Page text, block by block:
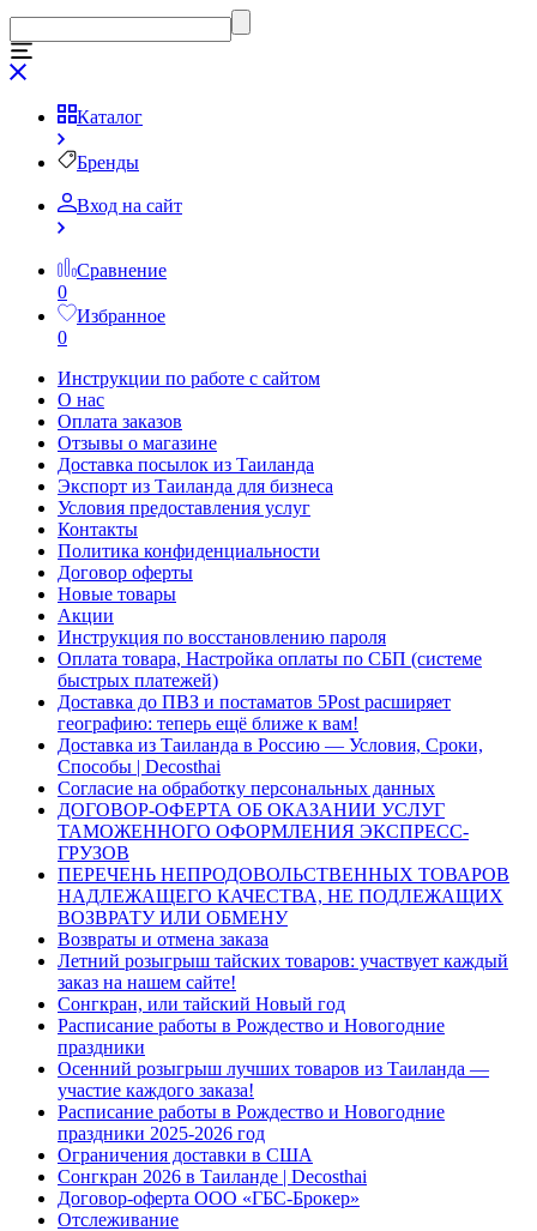
Каталог
Бренды
Вход на сайт
Сравнение
0
Избранное
0
Инструкции по работе с сайтом
О нас
Оплата заказов
Отзывы о магазине
Доставка посылок из Таиланда
Экспорт из Таиланда для бизнеса
Условия предоставления услуг
Контакты
Политика конфиденциальности
Договор оферты
Новые товары
Акции
Инструкция по восстановлению пароля
Оплата товара, Настройка оплаты по СБП (системе
быстрых платежей)
Доставка до ПВЗ и постаматов 5Post расширяет
географию: теперь ещё ближе к вам!
Доставка из Таиланда в Россию — Условия, Сроки,
Способы | Decosthai
Согласие на обработку персональных данных
ДОГОВОР-ОФЕРТА ОБ ОКАЗАНИИ УСЛУГ
ТАМОЖЕННОГО ОФОРМЛЕНИЯ ЭКСПРЕСС-
ГРУЗОВ
ПЕРЕЧЕНЬ НЕПРОДОВОЛЬСТВЕННЫХ ТОВАРОВ
НАДЛЕЖАЩЕГО КАЧЕСТВА, НЕ ПОДЛЕЖАЩИХ
ВОЗВРАТУ ИЛИ ОБМЕНУ
Возвраты и отмена заказа
Летний розыгрыш тайских товаров: участвует каждый
заказ на нашем сайте!
Сонгкран, или тайский Новый год
Расписание работы в Рождество и Новогодние
праздники
Осенний розыгрыш лучших товаров из Таиланда —
участие каждого заказа!
Расписание работы в Рождество и Новогодние
праздники 2025-2026 год
Ограничения доставки в США
Сонгкран 2026 в Таиланде | Decosthai
Договор-оферта ООО «ГБС-Брокер»
Отслеживание